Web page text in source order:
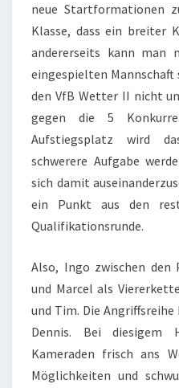
neue Startformationen
Klasse, dass ein breiter
andererseits kann man
eingespielten Mannschaft
den VfB Wetter II nicht
gegen die 5
Aufstiegsplatz wird
schwerere Aufgabe
sich damit
ein Punkt aus den
Qualifikationsrunde.
Also, Ingo zwischen
und Marcel als
und Tim. Die
Dennis. Bei diesigem
Kameraden frisch ans
Möglichkeiten und